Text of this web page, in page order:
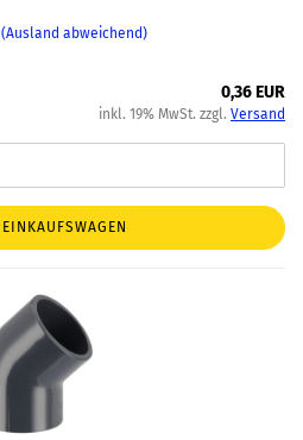
(Ausland abweichend)
0,36 EUR
inkl. 19% MwSt. zzgl. Versand